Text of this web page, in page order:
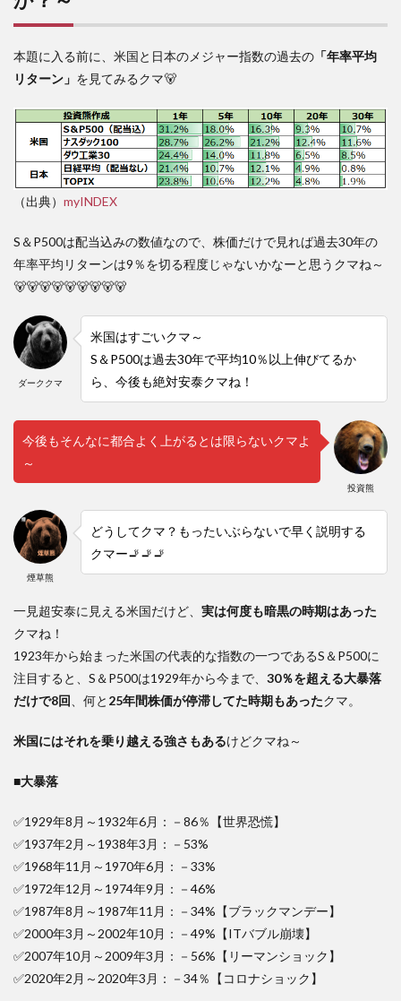
9
15
万円
を積
運用
した
10
「億
にな
るに
は？
正
直…
堅実
ツコ
産形
成し
に合
い！
焦る
人が
やり
がち
失敗
12
この
記事
を通
して
が一
いた
かっ
と
13
投資
に役
記事
のま
とめ
14
本題に入る前に、米国と日本のメジャー指数の過去の 「年率平均
リターン」 を見てみるクマ🐻
（出典） myINDEX
S＆P500は配当込みの数値なので、株価だけで見れば過去30年の
年率平均リターンは9％を切る程度じゃないかなーと思うクマね～
🐻🐻🐻🐻🐻🐻🐻🐻🐻
ダーククマ
米国はすごいクマ～
S＆P500は過去30年で平均10％以上伸びてるか
ら、今後も絶対安泰クマね！
投資熊
今後もそんなに都合よく上がるとは限らないクマよ
～
煙草熊
どうしてクマ？もったいぶらないで早く説明する
クマー🚬🚬🚬
一見超安泰に見える米国だけど、 実は何度も暗黒の時期はあった
クマね！
1923年から始まった米国の代表的な指数の一つであるS＆P500に
注目すると、S＆P500は1929年から今まで、 30％を超える大暴落
だけで8回 、何と 25年間株価が停滞してた時期もあったクマ。
米国にはそれを乗り越える強さもあるけどクマね～
■大暴落
✅1929年8月～1932年6月：－86％【世界恐慌】
✅1937年2月～1938年3月：－53%
✅1968年11月～1970年6月：－33%
✅1972年12月～1974年9月：－46%
✅1987年8月～1987年11月：－34%【ブラックマンデー】
✅2000年3月～2002年10月：－49%【ITバブル崩壊】
✅2007年10月～2009年3月：－56%【リーマンショック】
✅2020年2月～2020年3月：－34％【コロナショック】